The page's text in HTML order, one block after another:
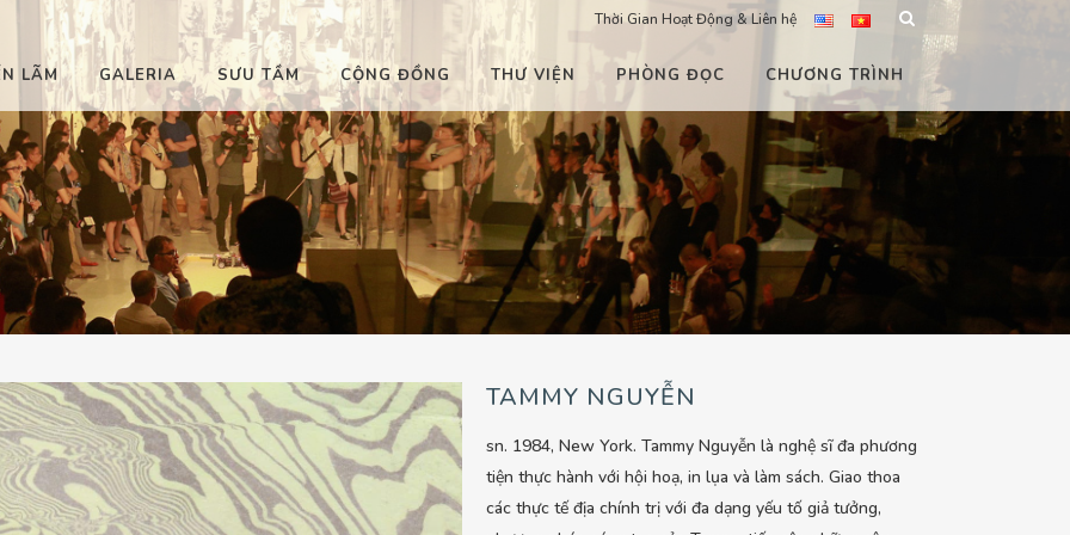
Thời Gian Hoạt Động & Liên hệ
LÃM GALERIA SƯU TẦM CỘNG ĐỒNG THƯ VIỆN PHÒNG ĐỌC CHƯƠNG TRÌNH
TAMMY NGUYỄN
sn. 1984, New York. Tammy Nguyễn là nghệ sĩ đa phương
tiện thực hành với hội hoạ, in lụa và làm sách. Giao thoa
các thực tế địa chính trị với đa dạng yếu tố giả tưởng,